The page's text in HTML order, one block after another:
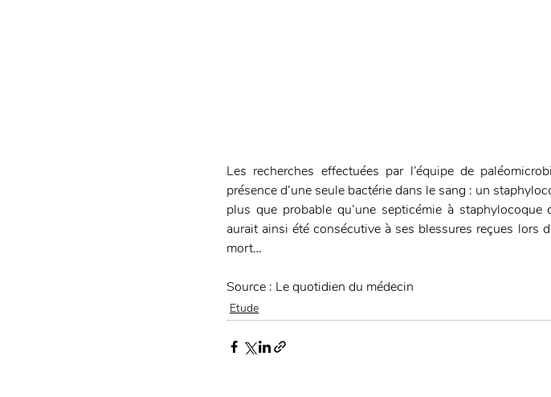
Les recherches effectuées par l’équipe de
présence d’une seule bactérie dans le sang : un
plus que probable qu’une septicémie à
aurait ainsi été consécutive à ses blessures reçues lors
mort…
Source : Le quotidien du médecin
Etude